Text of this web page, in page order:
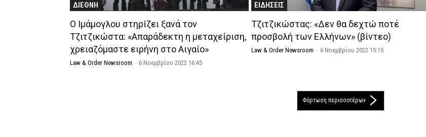
ΔΙΕΘΝΗ
Ο Ιμάμογλου στηρίζει ξανά τον
Τζιτζικώστα: «Απαράδεκτη η μεταχείριση,
χρειαζόμαστε ειρήνη στο Αιγαίο»
Law & Order Newsroom - 6 Νοεμβρίου 2022 16:45
ΕΙΔΗΣΕΙΣ
Τζιτζικώστας: «Δεν θα δεχτώ ποτέ
προσβολή των Ελλήνων» (βίντεο)
Law & Order Newsroom - 6 Νοεμβρίου 2022 15:15
Φόρτωση περισσοτέρων